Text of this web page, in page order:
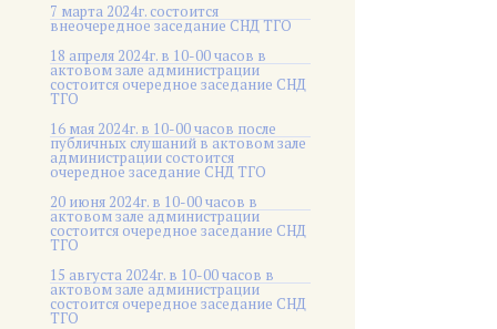
7 марта 2024г. состоится
внеочередное заседание СНД ТГО
18 апреля 2024г. в 10-00 часов в
актовом зале администрации
состоится очередное заседание СНД
ТГО
16 мая 2024г. в 10-00 часов после
публичных слушаний в актовом зале
администрации состоится
очередное заседание СНД ТГО
20 июня 2024г. в 10-00 часов в
актовом зале администрации
состоится очередное заседание СНД
ТГО
15 августа 2024г. в 10-00 часов в
актовом зале администрации
состоится очередное заседание СНД
ТГО